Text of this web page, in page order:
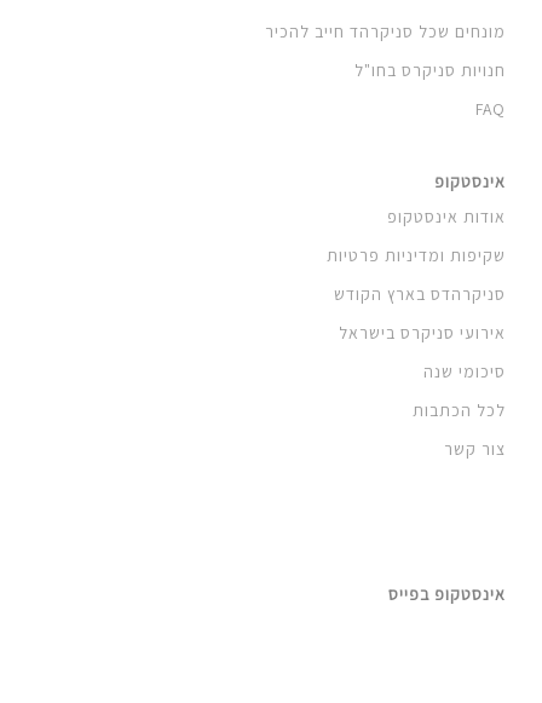
מונחים שכל סניקרהד חייב להכיר
חנויות סניקרס בחו"ל
FAQ
אינסטקופ
אודות אינסטקופ
שקיפות ומדיניות פרטיות
סניקרהדס בארץ הקודש
אירועי סניקרס בישראל
סיכומי שנה
לכל הכתבות
צור קשר
אינסטקופ בפייס